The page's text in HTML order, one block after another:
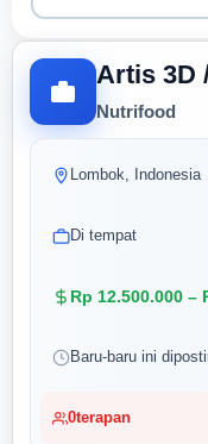
Artis 3D
Nutrifood
Lombok, Indonesia
Di tempat
Rp 12.500.000 –
Baru-baru ini
0terapan